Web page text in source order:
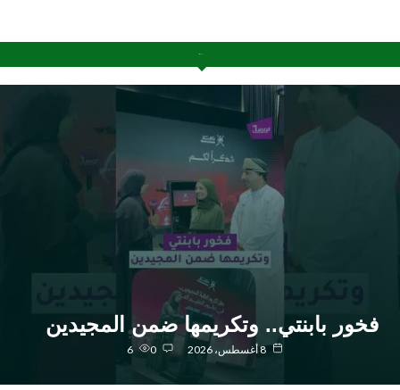
فخور بابنتي.. وتكريمها ضمن المجيدين
6